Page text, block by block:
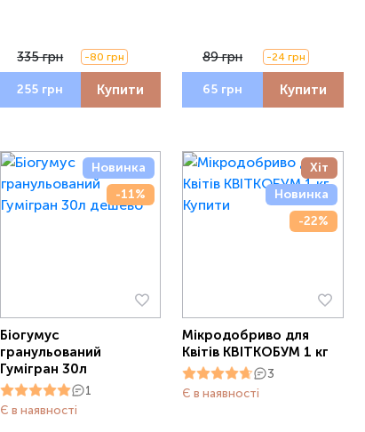
335 грн -80 грн
255 грн Купити
89 грн -24 грн
65 грн Купити
Новинка
-11%
Біогумус
гранульований
Гумігран 30л
1
Є в наявності
Хіт
Новинка
-22%
Мікродобриво для
Квітів КВІТКОБУМ 1 кг
3
Є в наявності